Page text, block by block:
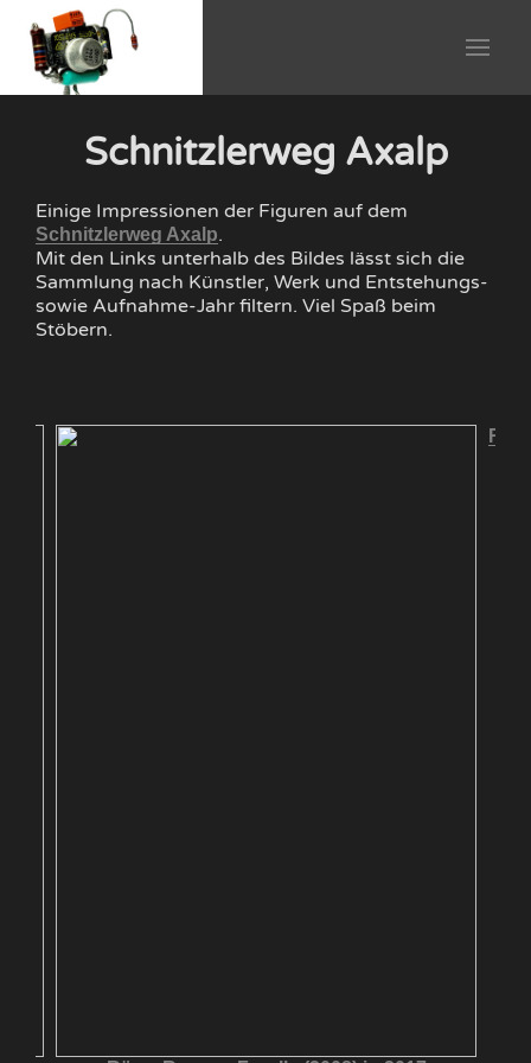
Schnitzlerweg Axalp
Einige Impressionen der Figuren auf dem
Schnitzlerweg Axalp.
Mit den Links unterhalb des Bildes lässt sich die
Sammlung nach Künstler, Werk und Entstehungs-
sowie Aufnahme-Jahr filtern. Viel Spaß beim
Stöbern.